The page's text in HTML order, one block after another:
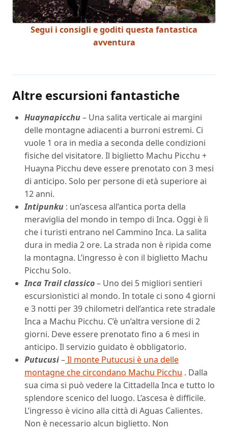
Segui i consigli e goditi questa fantastica
avventura
Altre escursioni fantastiche
Huaynapicchu– Una salita verticale ai margini
delle montagne adiacenti a burroni estremi. Ci
vuole 1 ora in media a seconda delle condizioni
fisiche del visitatore. Il biglietto Machu Picchu +
Huayna Picchu deve essere prenotato con 3 mesi
di anticipo. Solo per persone di età superiore ai
12 anni.
Intipunku : un’ascesa all’antica porta della
meraviglia del mondo in tempo di Inca. Oggi è lì
che i turisti entrano nel Cammino Inca. La salita
dura in media 2 ore. La strada non è ripida come
la montagna. L’ingresso è con il biglietto Machu
Picchu Solo.
Inca Trail classico– Uno dei 5 migliori sentieri
escursionistici al mondo. In totale ci sono 4 giorni
e 3 notti per 39 chilometri dell’antica rete stradale
Inca a Machu Picchu. C’è un’altra versione di 2
giorni. Deve essere prenotato fino a 6 mesi in
anticipo. Il servizio guidato è obbligatorio.
Putucusi–Il monte Putucusi è una delle
montagne che circondano Machu Picchu . Dalla
sua cima si può vedere la Cittadella Inca e tutto lo
splendore scenico del luogo. L’ascesa è difficile.
L’ingresso è vicino alla città di Aguas Calientes.
Non è necessario alcun biglietto. Non